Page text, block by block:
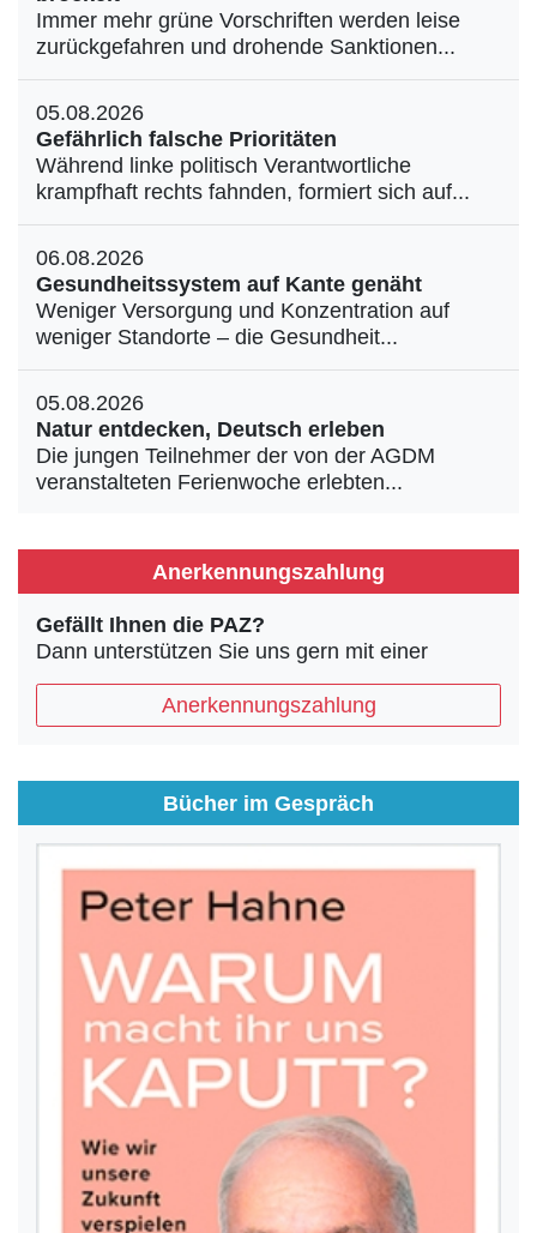
Immer mehr grüne Vorschriften werden leise
zurückgefahren und drohende Sanktionen...
05.08.2026
Gefährlich falsche Prioritäten
Während linke politisch Verantwortliche
krampfhaft rechts fahnden, formiert sich auf...
06.08.2026
Gesundheitssystem auf Kante genäht
Weniger Versorgung und Konzentration auf
weniger Standorte – die Gesundheit...
05.08.2026
Natur entdecken, Deutsch erleben
Die jungen Teilnehmer der von der AGDM
veranstalteten Ferienwoche erlebten...
Anerkennungszahlung
Gefällt Ihnen die PAZ?
Dann unterstützen Sie uns gern mit einer
Anerkennungszahlung
Bücher im Gespräch